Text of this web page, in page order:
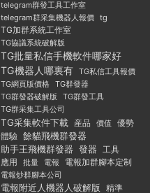
telegram群發工具工作室
telegram群采集機器人報價 tg
TG加群系統工作室
TG協議系統破解版
TG批量私信手機軟件哪家好
TG機器人哪裏有
TG私信工具報價
TG網頁版價格
TG群發器
TG群發器破解版
TG群發工具
TG群采集工具公司
TG采集軟件下載 産品 價值 優勢
體驗 餘貓飛機群發器
助手王飛機群發器 發器 工具
應用
批量 電報 電報加群腳本定制
電報炒群腳本公司
電報附近人機器人破解版 精準